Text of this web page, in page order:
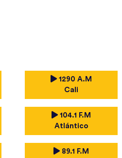
1290 A.M
Cali
104.1 F.M
Atlántico
89.1 F.M